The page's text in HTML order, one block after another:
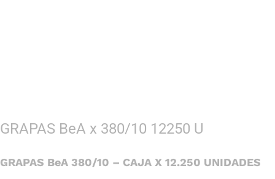
GRAPAS BeA x 380/10 12250 U
GRAPAS BeA 380/10 – CAJA X 12.250 UNIDADES